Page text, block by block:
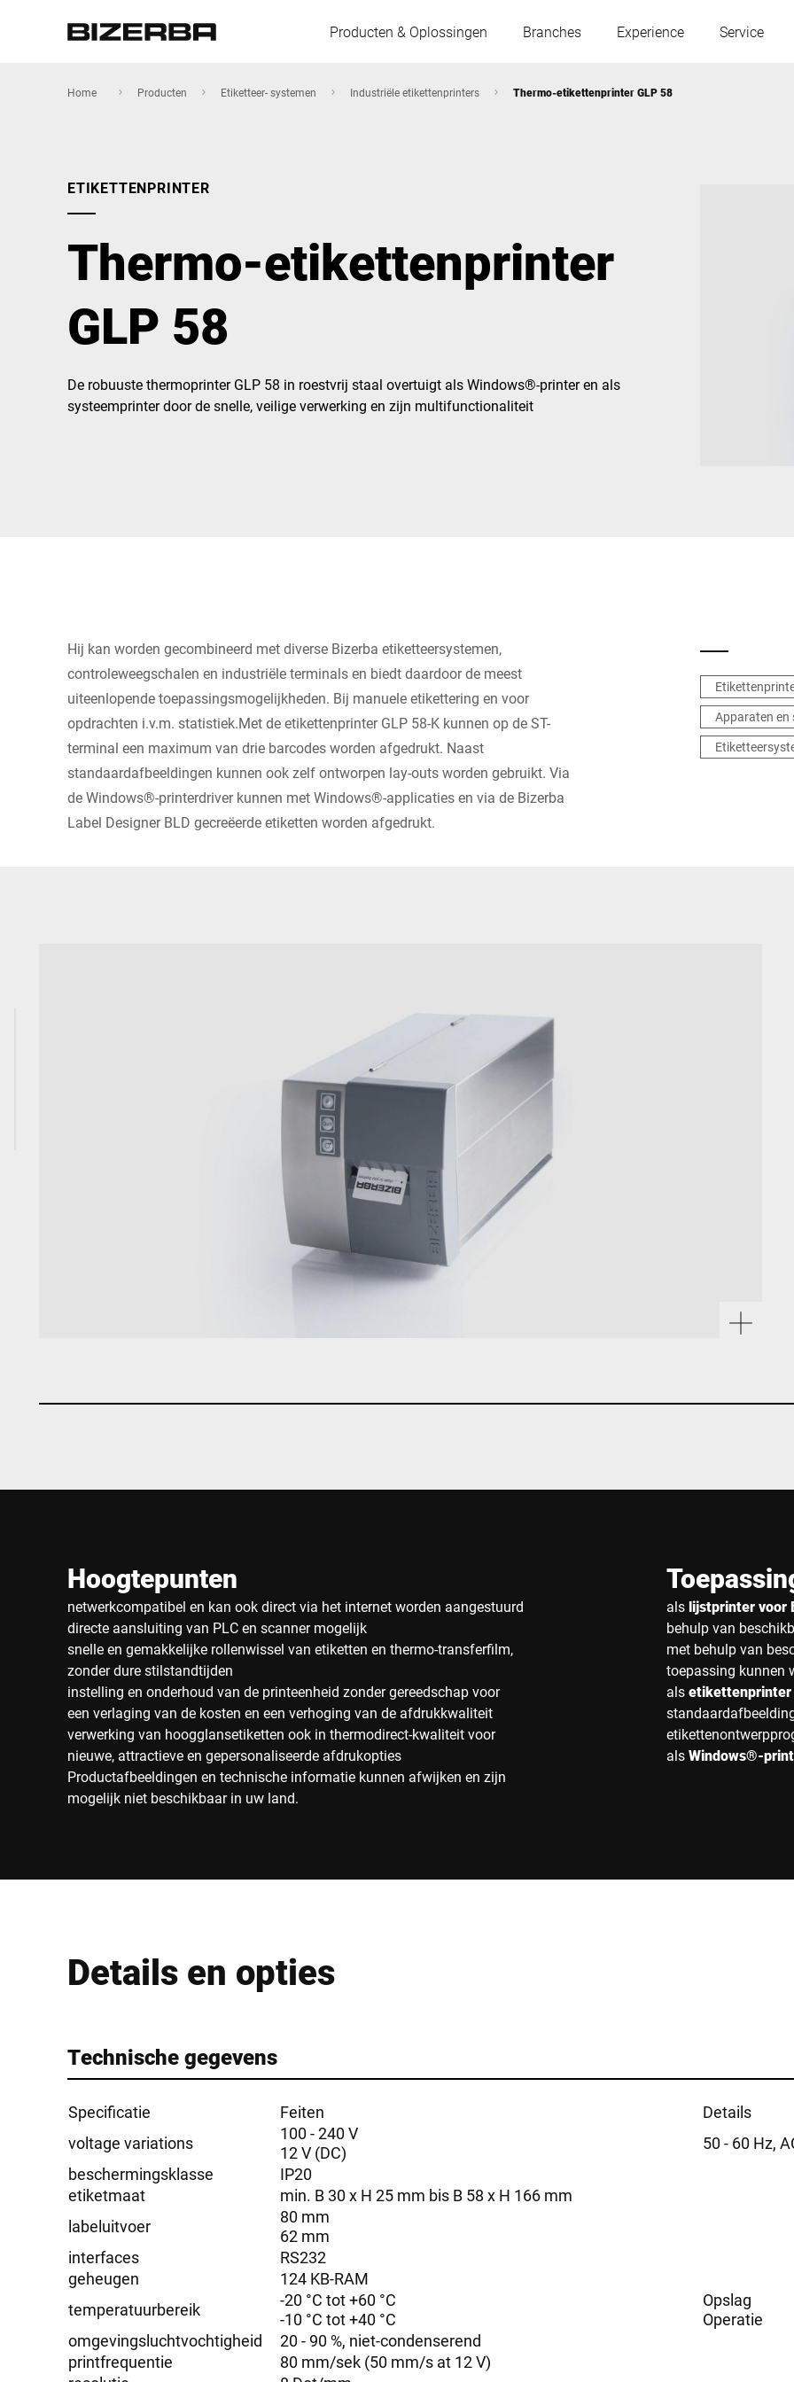
Producten & Oplossingen Branches Experience Service
Hongarije
Amerika
Azië
Australië
Afrika
Home Producten Etiketteer- systemen Industriële etikettenprinters Thermo-etikettenprinter GLP 58
ETIKETTENPRINTER
Thermo-etikettenprinter
GLP 58
De robuuste thermoprinter GLP 58 in roestvrij staal overtuigt als Windows®-printer en als
systeemprinter door de snelle, veilige verwerking en zijn multifunctionaliteit
Hij kan worden gecombineerd met diverse Bizerba etiketteersystemen,
controleweegschalen en industriële terminals en biedt daardoor de meest
uiteenlopende toepassingsmogelijkheden. Bij manuele etikettering en voor
opdrachten i.v.m. statistiek.Met de etikettenprinter GLP 58-K kunnen op de ST-
terminal een maximum van drie barcodes worden afgedrukt. Naast
standaardafbeeldingen kunnen ook zelf ontworpen lay-outs worden gebruikt. Via
de Windows®-printerdriver kunnen met Windows®-applicaties en via de Bizerba
Label Designer BLD gecreëerde etiketten worden afgedrukt.
Apparaten en
Hoogtepunten
netwerkcompatibel en kan ook direct via het internet worden aangestuurd
directe aansluiting van PLC en scanner mogelijk
snelle en gemakkelijke rollenwissel van etiketten en thermo-transferfilm,
zonder dure stilstandtijden
instelling en onderhoud van de printeenheid zonder gereedschap voor
een verlaging van de kosten en een verhoging van de afdrukkwaliteit
verwerking van hoogglansetiketten ook in thermodirect-kwaliteit voor
nieuwe, attractieve en gepersonaliseerde afdrukopties
Productafbeeldingen en technische informatie kunnen afwijken en zijn
mogelijk niet beschikbaar in uw land.
alslijstprinter voor
behulp van
met behulp van
toepassing kunnen
alsetikettenprinter
alsWindows®-
Details en opties
Technische gegevens
Specificatie Feiten
Details
voltage variations
100 - 240 V
12 V (DC)
50 - 60 Hz,
beschermingsklasse
IP20
etiketmaat
min. B 30 x H 25 mm bis B 58 x H 166 mm
labeluitvoer
80 mm
62 mm
interfaces
RS232
geheugen
124 KB-RAM
temperatuurbereik
-20 °C tot +60 °C
-10 °C tot +40 °C
Opslag
Operatie
omgevingsluchtvochtigheid
20 - 90 %, niet-condenserend
printfrequentie
80 mm/sek (50 mm/s at 12 V)